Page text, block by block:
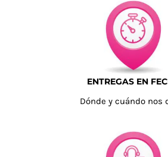
ENTREGAS EN
Dónde y cuándo nos